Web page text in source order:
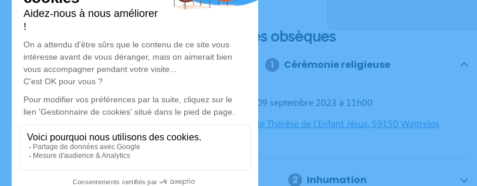
Déroulé des obsèques
Cérémonie religieuse
Le samedi 09 septembre 2023 à 11h00
Église Sainte Thérèse de l'Enfant Jésus, 59150 Wattrelos
Inhumation